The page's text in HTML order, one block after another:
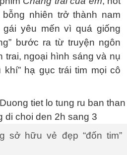
nhiên trở thành nam
yêu mến vì quá giống
bước ra từ truyện ngôn
trai, ngoại hình sáng và nụ
hạ gục trái tim mọi cô
sở hữu vẻ đẹp “đốn tim”